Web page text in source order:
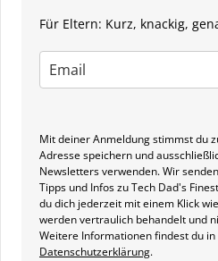
Für Eltern: Kurz, knackig,
Mit deiner Anmeldung stimmst du
Adresse speichern und
Newsletters verwenden. Wir
Tipps und Infos zu Tech Dad's
du dich jederzeit mit einem Klick
werden vertraulich behandelt und
Weitere Informationen findest du
Datenschutzerklärung.